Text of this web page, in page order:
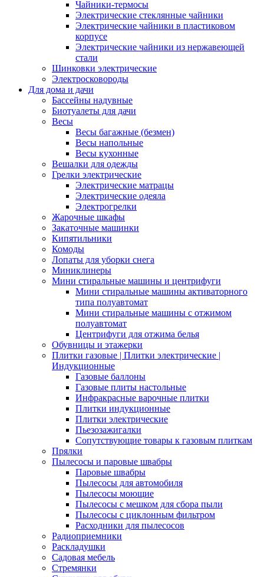
Чайники-термосы
Электрические стеклянные чайники
Электрические чайники в пластиковом
корпусе
Электрические чайники из нержавеющей
стали
Шинковки электрические
Электросковороды
Для дома и дачи
Бассейны надувные
Биотуалеты для дачи
Весы
Весы багажные (безмен)
Весы напольные
Весы кухонные
Вешалки для одежды
Грелки электрические
Электрические матрацы
Электрические одеяла
Электрогрелки
Жарочные шкафы
Закаточные машинки
Кипятильники
Комоды
Лопаты для уборки снега
Миниклинеры
Мини стиральные машины и центрифуги
Мини стиральные машины активаторного
типа полуавтомат
Мини стиральные машины с отжимом
полуавтомат
Центрифуги для отжима белья
Обувницы и этажерки
Плитки газовые | Плитки электрические |
Индукционные
Газовые баллоны
Газовые плиты настольные
Инфракрасные варочные плитки
Плитки индукционные
Плитки электрические
Пьезозажигалки
Сопутствующие товары к газовым плиткам
Прялки
Пылесосы и паровые швабры
Паровые швабры
Пылесосы для автомобиля
Пылесосы моющие
Пылесосы с мешком для сбора пыли
Пылесосы с циклонным фильтром
Расходники для пылесосов
Радиоприемники
Раскладушки
Садовая мебель
Стремянки